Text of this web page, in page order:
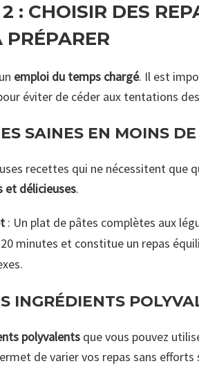
: CHOISIR DES
PRÉPARER
emploi du temps chargé. Il est
éviter de céder aux tentations
SAINES EN MOINS
recettes qui ne nécessitent que
et délicieuses.
: Un plat de pâtes complètes aux
minutes et constitue un repas
INGRÉDIENTS
polyvalents que vous pouvez
de varier vos repas sans efforts